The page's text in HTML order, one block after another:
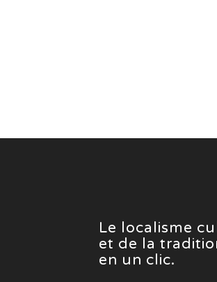
Le localisme
et de la
en un clic.